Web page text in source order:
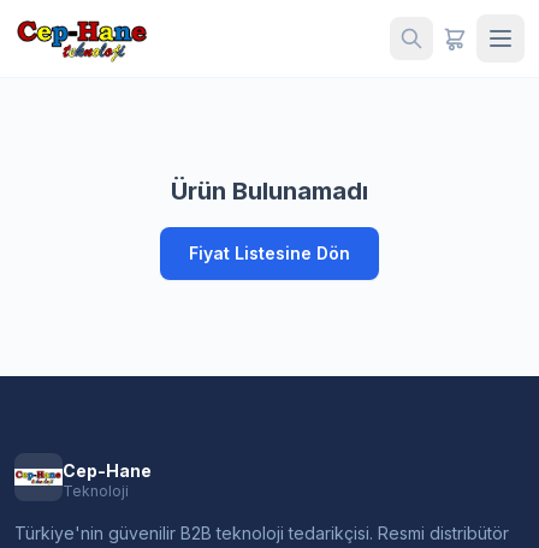
Ürün Bulunamadı
Fiyat Listesine Dön
Cep-Hane
Teknoloji
Türkiye'nin güvenilir B2B teknoloji tedarikçisi. Resmi distribütör